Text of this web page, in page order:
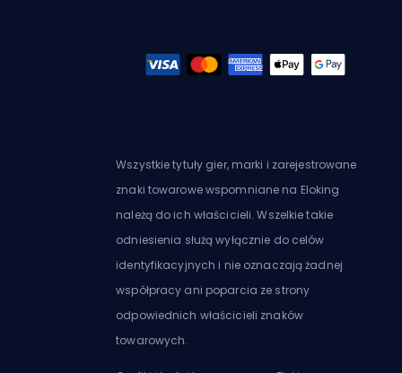
Wszystkie tytuły gier, marki i zarejestrowane
znaki towarowe wspomniane na Eloking
należą do ich właścicieli. Wszelkie takie
odniesienia służą wyłącznie do celów
identyfikacyjnych i nie oznaczają żadnej
współpracy ani poparcia ze strony
odpowiednich właścicieli znaków
towarowych.